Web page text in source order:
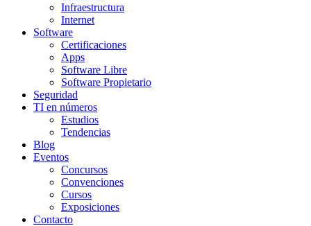
Infraestructura
Internet
Software
Certificaciones
Apps
Software Libre
Software Propietario
Seguridad
TI en números
Estudios
Tendencias
Blog
Eventos
Concursos
Convenciones
Cursos
Exposiciones
Contacto